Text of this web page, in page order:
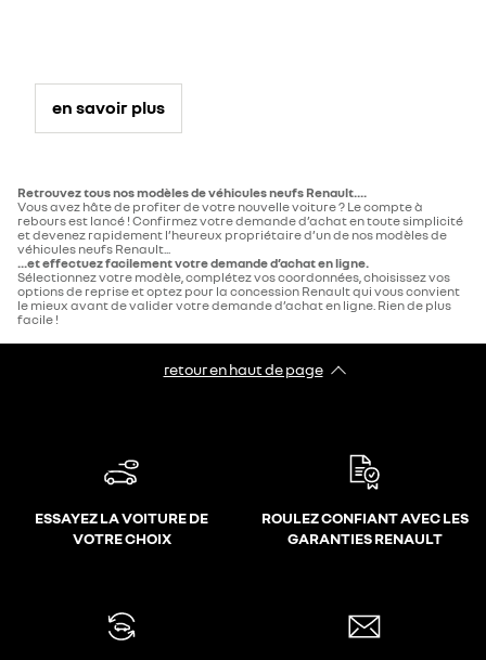
en savoir plus
Retrouvez tous nos modèles de véhicules neufs Renault....
Vous avez hâte de profiter de votre nouvelle voiture ? Le compte à
rebours est lancé ! Confirmez votre demande d’achat en toute simplicité
et devenez rapidement l’heureux propriétaire d’un de nos modèles de
véhicules neufs Renault...
...et effectuez facilement votre demande d’achat en ligne.
Sélectionnez votre modèle, complétez vos coordonnées, choisissez vos
options de reprise et optez pour la concession Renault qui vous convient
le mieux avant de valider votre demande d’achat en ligne. Rien de plus
facile !
retour en haut de page​
ESSAYEZ LA VOITURE DE
VOTRE CHOIX
ROULEZ CONFIANT AVEC LES
GARANTIES RENAULT